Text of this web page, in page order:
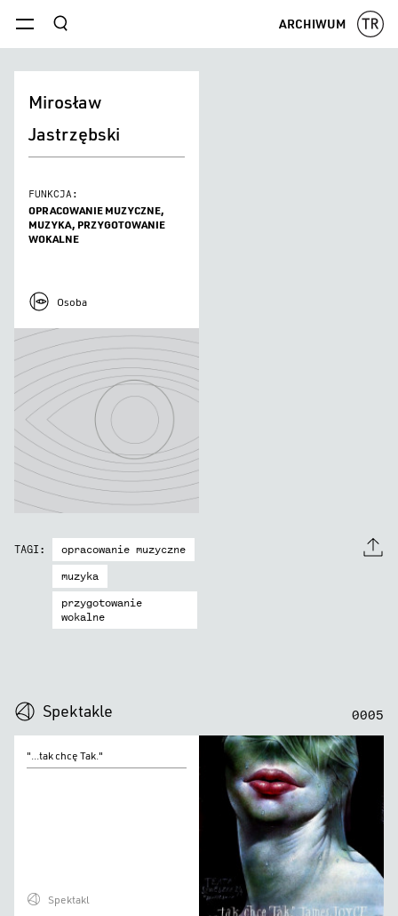
menu szukaj ARCHIWUM
Mirosław
Jastrzębski
FUNKCJA:
OPRACOWANIE MUZYCZNE,
MUZYKA, PRZYGOTOWANIE
WOKALNE
Osoba
TAGI:
opracowanie muzyczne
muzyka
przygotowanie
wokalne
Spektakle
0005
chcę
"...tak chcę Tak."
Spektakl